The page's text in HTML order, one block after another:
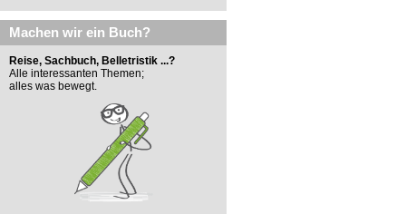
Machen wir ein Buch?
Reise, Sachbuch, Belletristik ...?
Alle interessanten Themen;
alles was bewegt.